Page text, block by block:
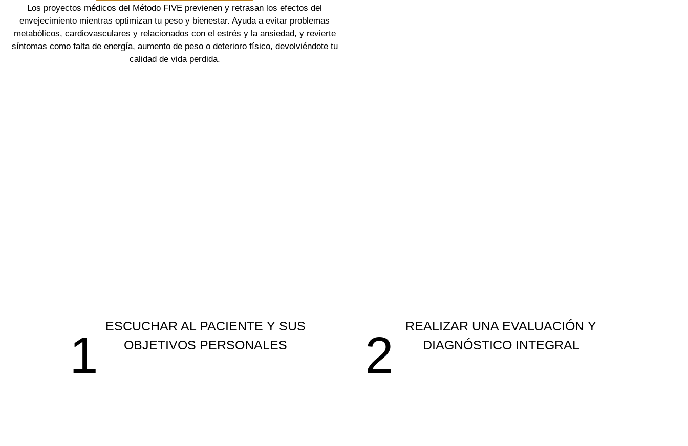
Los proyectos médicos del Método FIVE previenen y retrasan los efectos del
envejecimiento mientras optimizan tu peso y bienestar. Ayuda a evitar problemas
metabólicos, cardiovasculares y relacionados con el estrés y la ansiedad, y revierte
síntomas como falta de energía, aumento de peso o deterioro físico, devolviéndote tu
calidad de vida perdida.
1
ESCUCHAR AL PACIENTE Y SUS
OBJETIVOS PERSONALES
2
REALIZAR UNA EVALUACIÓN Y
DIAGNÓSTICO INTEGRAL